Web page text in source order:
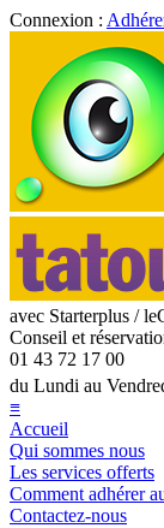
Connexion :
avec Starterplus /
Conseil et
01 43 72 17 00
du Lundi au
≡
Accueil
Qui sommes nous
Les services offerts
Comment adhérer
Contactez-nous